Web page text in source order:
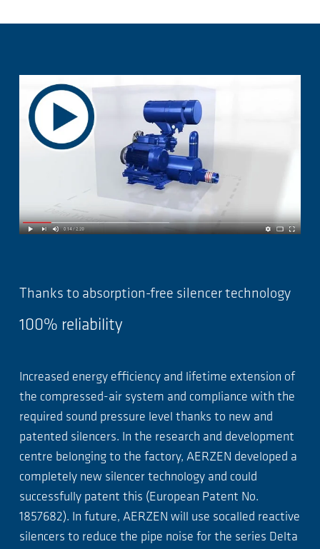
Thanks to absorption-free silencer technology
100% reliability
Increased energy efficiency and lifetime extension of
the compressed-air system and compliance with the
required sound pressure level thanks to new and
patented silencers. In the research and development
centre belonging to the factory, AERZEN developed a
completely new silencer technology and could
successfully patent this (European Patent No.
1857682). In future, AERZEN will use socalled reactive
silencers to reduce the pipe noise for the series Delta